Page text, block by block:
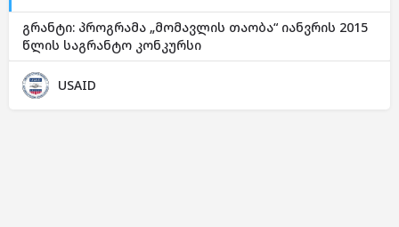
გრანტი: პროგრამა „მომავლის თაობა“ იანვრის 2015
წლის საგრანტო კონკურსი
USAID